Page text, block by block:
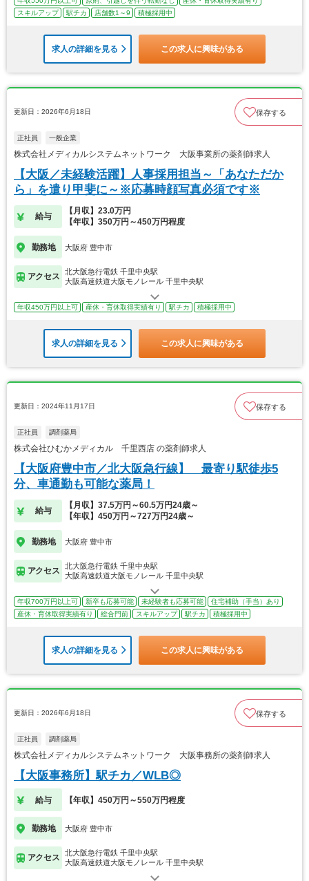
スキルアップ
駅チカ 店舗数1～9 積極採用中
求人の詳細を見る この求人に興味がある
更新日：2026年6月18日 保存する
正社員 一般企業
株式会社メディカルシステムネットワーク 大阪事業所の薬剤師求人
【大阪／未経験活躍】人事採用担当～「あなただか
ら」を遣り甲斐に～※応募時顔写真必須です※
給与
【月収】23.0万円
【年収】350万円～450万円程度
勤務地 大阪府 豊中市
アクセス
北大阪急行電鉄 千里中央駅
大阪高速鉄道大阪モノレール 千里中央駅
年収450万円以上可 産休・育休取得実績有り 駅チカ 積極採用中
求人の詳細を見る この求人に興味がある
更新日：2024年11月17日 保存する
正社員 調剤薬局
株式会社ひむかメディカル 千里西店 の薬剤師求人
【大阪府豊中市／北大阪急行線】 最寄り駅徒歩5
分、車通勤も可能な薬局！
給与
【月収】37.5万円～60.5万円24歳～
【年収】450万円～727万円24歳～
勤務地 大阪府 豊中市
アクセス
北大阪急行電鉄 千里中央駅
大阪高速鉄道大阪モノレール 千里中央駅
年収700万円以上可 新卒も応募可能 未経験者も応募可能
住宅補助（手当）あり
産休・育休取得実績有り
総合門前 スキルアップ 駅チカ 積極採用中
求人の詳細を見る この求人に興味がある
更新日：2026年6月18日 保存する
正社員 調剤薬局
株式会社メディカルシステムネットワーク 大阪事務所の薬剤師求人
【大阪事務所】駅チカ／WLB◎
給与 【年収】450万円～550万円程度
勤務地 大阪府 豊中市
アクセス
北大阪急行電鉄 千里中央駅
大阪高速鉄道大阪モノレール 千里中央駅